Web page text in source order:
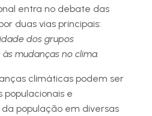
entra no debate das
duas vias principais:
dos grupos
mudanças no clima.
climáticas podem ser
e
população em diversas